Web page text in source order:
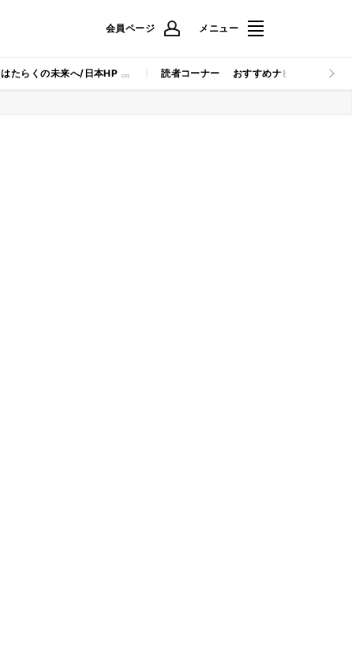
会員ページ メニュー
はたらくの未来へ/日本HP 読者コーナー おすすめナビ マイナビ